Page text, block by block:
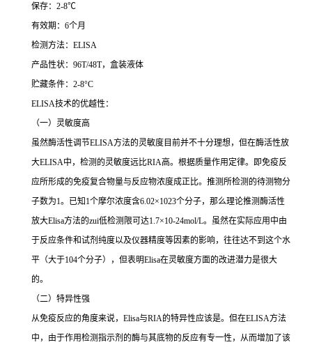
保存： 2-8℃
有效期： 6个月
检测方法： ELISA
产品性状： 96T/48T，盒装液体
贮藏条件： 2-8°C
ELISA技术的优越性：
（一）灵敏度高
虽然酶活性调节ELISA方法的灵敏度目前并不十分理想，但在酶活性放
大ELISA中，检测的灵敏度远比RIA高。根据质量作用定律。即免疫反
应所形成的免疫复合物量与反应物浓度成正比。推测所检测的待测物分
子数为1。已知 1个摩尔浓度含6.02×1023个分子，那么理论推测酶活性
放大Elisa方法的zui低检测限可达1.7×10-24mol/L。虽然在实际应用中由
于反应条件和试剂纯度以及仪器精度等因素的影响，往往达不到这个水
平（大于104个分子），但表明Elisa在灵敏度方面的改进潜力是很大
的。
（二）特异性强
从免疫反应的角度来说， Elisa与RIA的特异性应该是。但在ELISA方法
中，由于作用检测指示剂的酶与其底物的反应有专一性，从而增加了该